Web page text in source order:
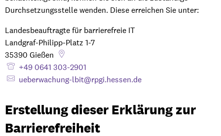
Durchsetzungsstelle wenden. Diese erreichen Sie unter:
Landesbeauftragte für barrierefreie IT
Landgraf-Philipp-Platz 1-7
35390 Gießen
+49 0641 303-2901
ueberwachung-lbit@rpgi.hessen.de
Erstellung dieser Erklärung zur
Barrierefreiheit